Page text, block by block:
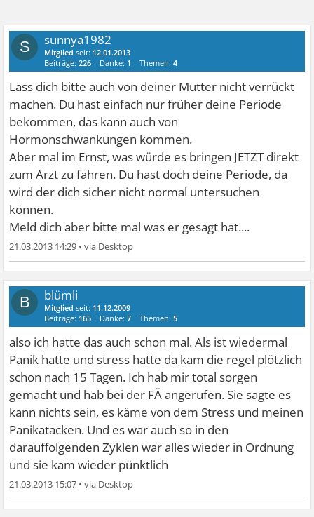
S sunnya1982
Mitglied seit: 12.01.2013
Beiträge:226 Danke: 1 Themen:4
Lass dich bitte auch von deiner Mutter nicht verrückt
machen. Du hast einfach nur früher deine Periode
bekommen, das kann auch von
Hormonschwankungen kommen.
Aber mal im Ernst, was würde es bringen JETZT direkt
zum Arzt zu fahren. Du hast doch deine Periode, da
wird der dich sicher nicht normal untersuchen
können.
Meld dich aber bitte mal was er gesagt hat....
21.03.2013 14:29 •
B blümli
Mitglied seit: 11.12.2009
Beiträge: 165 Danke:7 Themen:5
also ich hatte das auch schon mal. Als ist wiedermal
Panik hatte und stress hatte da kam die regel plötzlich
schon nach 15 Tagen. Ich hab mir total sorgen
gemacht und hab bei der FÄ angerufen. Sie sagte es
kann nichts sein, es käme von dem Stress und meinen
Panikatacken. Und es war auch so in den
darauffolgenden Zyklen war alles wieder in Ordnung
und sie kam wieder pünktlich
21.03.2013 15:07 •